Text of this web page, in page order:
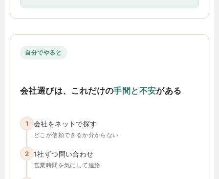
自分でやると
会社選びは、これだけの手間と不安がある
1 会社をネットで探す
どこが信頼できるか分からない
2 1社ずつ問い合わせ
営業時間を気にして連絡